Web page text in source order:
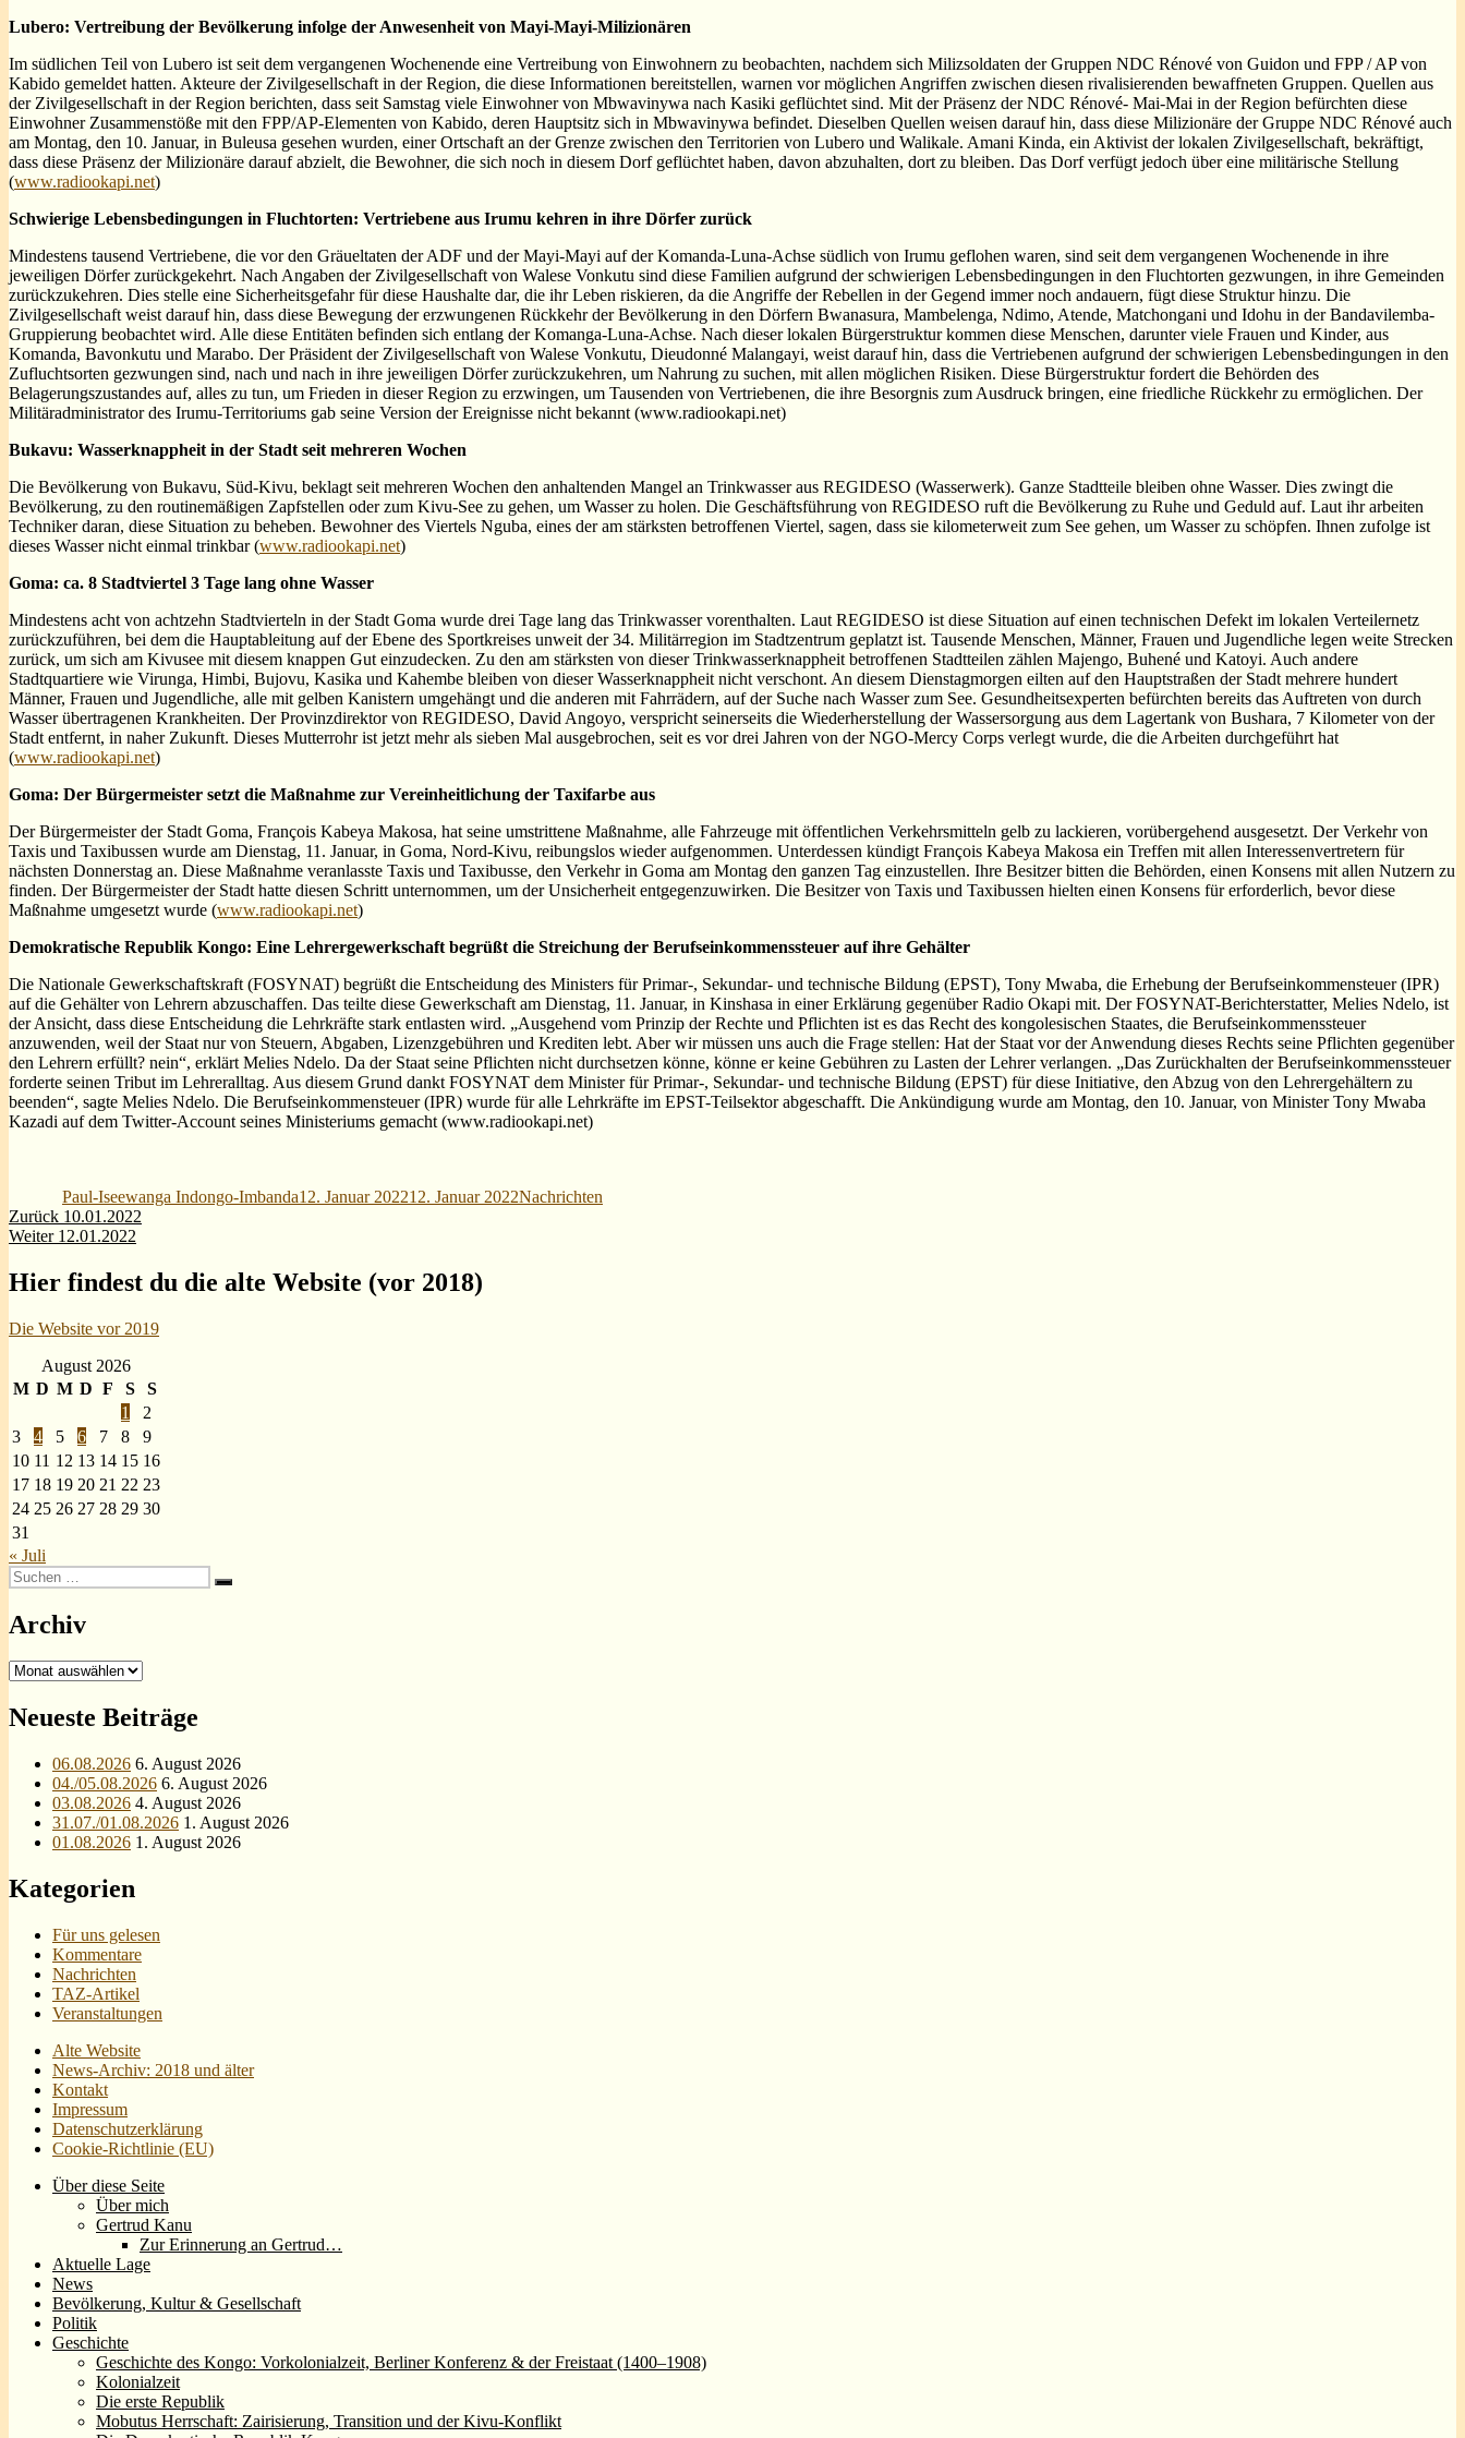
Lubero: Vertreibung der Bevölkerung infolge der Anwesenheit von Mayi-Mayi-Milizionären
Im südlichen Teil von Lubero ist seit dem vergangenen Wochenende eine Vertreibung von Einwohnern zu beobachten, nachdem sich Milizsoldaten der Gruppen NDC Rénové von Guidon und FPP / AP von
Kabido gemeldet hatten. Akteure der Zivilgesellschaft in der Region, die diese Informationen bereitstellen, warnen vor möglichen Angriffen zwischen diesen rivalisierenden bewaffneten Gruppen. Quellen aus
der Zivilgesellschaft in der Region berichten, dass seit Samstag viele Einwohner von Mbwavinywa nach Kasiki geflüchtet sind. Mit der Präsenz der NDC Rénové- Mai-Mai in der Region befürchten diese
Einwohner Zusammenstöße mit den FPP/AP-Elementen von Kabido, deren Hauptsitz sich in Mbwavinywa befindet. Dieselben Quellen weisen darauf hin, dass diese Milizionäre der Gruppe NDC Rénové auch
am Montag, den 10. Januar, in Buleusa gesehen wurden, einer Ortschaft an der Grenze zwischen den Territorien von Lubero und Walikale. Amani Kinda, ein Aktivist der lokalen Zivilgesellschaft, bekräftigt,
dass diese Präsenz der Milizionäre darauf abzielt, die Bewohner, die sich noch in diesem Dorf geflüchtet haben, davon abzuhalten, dort zu bleiben. Das Dorf verfügt jedoch über eine militärische Stellung
(www.radiookapi.net)
Schwierige Lebensbedingungen in Fluchtorten: Vertriebene aus Irumu kehren in ihre Dörfer zurück
Mindestens tausend Vertriebene, die vor den Gräueltaten der ADF und der Mayi-Mayi auf der Komanda-Luna-Achse südlich von Irumu geflohen waren, sind seit dem vergangenen Wochenende in ihre
jeweiligen Dörfer zurückgekehrt. Nach Angaben der Zivilgesellschaft von Walese Vonkutu sind diese Familien aufgrund der schwierigen Lebensbedingungen in den Fluchtorten gezwungen, in ihre Gemeinden
zurückzukehren. Dies stelle eine Sicherheitsgefahr für diese Haushalte dar, die ihr Leben riskieren, da die Angriffe der Rebellen in der Gegend immer noch andauern, fügt diese Struktur hinzu. Die
Zivilgesellschaft weist darauf hin, dass diese Bewegung der erzwungenen Rückkehr der Bevölkerung in den Dörfern Bwanasura, Mambelenga, Ndimo, Atende, Matchongani und Idohu in der Bandavilemba-
Gruppierung beobachtet wird. Alle diese Entitäten befinden sich entlang der Komanga-Luna-Achse. Nach dieser lokalen Bürgerstruktur kommen diese Menschen, darunter viele Frauen und Kinder, aus
Komanda, Bavonkutu und Marabo. Der Präsident der Zivilgesellschaft von Walese Vonkutu, Dieudonné Malangayi, weist darauf hin, dass die Vertriebenen aufgrund der schwierigen Lebensbedingungen in den
Zufluchtsorten gezwungen sind, nach und nach in ihre jeweiligen Dörfer zurückzukehren, um Nahrung zu suchen, mit allen möglichen Risiken. Diese Bürgerstruktur fordert die Behörden des
Belagerungszustandes auf, alles zu tun, um Frieden in dieser Region zu erzwingen, um Tausenden von Vertriebenen, die ihre Besorgnis zum Ausdruck bringen, eine friedliche Rückkehr zu ermöglichen. Der
Militäradministrator des Irumu-Territoriums gab seine Version der Ereignisse nicht bekannt (www.radiookapi.net)
Bukavu: Wasserknappheit in der Stadt seit mehreren Wochen
Die Bevölkerung von Bukavu, Süd-Kivu, beklagt seit mehreren Wochen den anhaltenden Mangel an Trinkwasser aus REGIDESO (Wasserwerk). Ganze Stadtteile bleiben ohne Wasser. Dies zwingt die
Bevölkerung, zu den routinemäßigen Zapfstellen oder zum Kivu-See zu gehen, um Wasser zu holen. Die Geschäftsführung von REGIDESO ruft die Bevölkerung zu Ruhe und Geduld auf. Laut ihr arbeiten
Techniker daran, diese Situation zu beheben. Bewohner des Viertels Nguba, eines der am stärksten betroffenen Viertel, sagen, dass sie kilometerweit zum See gehen, um Wasser zu schöpfen. Ihnen zufolge ist
dieses Wasser nicht einmal trinkbar (www.radiookapi.net)
Goma: ca. 8 Stadtviertel 3 Tage lang ohne Wasser
Mindestens acht von achtzehn Stadtvierteln in der Stadt Goma wurde drei Tage lang das Trinkwasser vorenthalten. Laut REGIDESO ist diese Situation auf einen technischen Defekt im lokalen Verteilernetz
zurückzuführen, bei dem die Hauptableitung auf der Ebene des Sportkreises unweit der 34. Militärregion im Stadtzentrum geplatzt ist. Tausende Menschen, Männer, Frauen und Jugendliche legen weite Strecken
zurück, um sich am Kivusee mit diesem knappen Gut einzudecken. Zu den am stärksten von dieser Trinkwasserknappheit betroffenen Stadtteilen zählen Majengo, Buhené und Katoyi. Auch andere
Stadtquartiere wie Virunga, Himbi, Bujovu, Kasika und Kahembe bleiben von dieser Wasserknappheit nicht verschont. An diesem Dienstagmorgen eilten auf den Hauptstraßen der Stadt mehrere hundert
Männer, Frauen und Jugendliche, alle mit gelben Kanistern umgehängt und die anderen mit Fahrrädern, auf der Suche nach Wasser zum See. Gesundheitsexperten befürchten bereits das Auftreten von durch
Wasser übertragenen Krankheiten. Der Provinzdirektor von REGIDESO, David Angoyo, verspricht seinerseits die Wiederherstellung der Wassersorgung aus dem Lagertank von Bushara, 7 Kilometer von der
Stadt entfernt, in naher Zukunft. Dieses Mutterrohr ist jetzt mehr als sieben Mal ausgebrochen, seit es vor drei Jahren von der NGO-Mercy Corps verlegt wurde, die die Arbeiten durchgeführt hat
(www.radiookapi.net)
Goma: Der Bürgermeister setzt die Maßnahme zur Vereinheitlichung der Taxifarbe aus
Der Bürgermeister der Stadt Goma, François Kabeya Makosa, hat seine umstrittene Maßnahme, alle Fahrzeuge mit öffentlichen Verkehrsmitteln gelb zu lackieren, vorübergehend ausgesetzt. Der Verkehr von
Taxis und Taxibussen wurde am Dienstag, 11. Januar, in Goma, Nord-Kivu, reibungslos wieder aufgenommen. Unterdessen kündigt François Kabeya Makosa ein Treffen mit allen Interessenvertretern für
nächsten Donnerstag an. Diese Maßnahme veranlasste Taxis und Taxibusse, den Verkehr in Goma am Montag den ganzen Tag einzustellen. Ihre Besitzer bitten die Behörden, einen Konsens mit allen Nutzern zu
finden. Der Bürgermeister der Stadt hatte diesen Schritt unternommen, um der Unsicherheit entgegenzuwirken. Die Besitzer von Taxis und Taxibussen hielten einen Konsens für erforderlich, bevor diese
Maßnahme umgesetzt wurde (www.radiookapi.net)
Demokratische Republik Kongo: Eine Lehrergewerkschaft begrüßt die Streichung der Berufseinkommenssteuer auf ihre Gehälter
Die Nationale Gewerkschaftskraft (FOSYNAT) begrüßt die Entscheidung des Ministers für Primar-, Sekundar- und technische Bildung (EPST), Tony Mwaba, die Erhebung der Berufseinkommensteuer (IPR)
auf die Gehälter von Lehrern abzuschaffen. Das teilte diese Gewerkschaft am Dienstag, 11. Januar, in Kinshasa in einer Erklärung gegenüber Radio Okapi mit. Der FOSYNAT-Berichterstatter, Melies Ndelo, ist
der Ansicht, dass diese Entscheidung die Lehrkräfte stark entlasten wird. „Ausgehend vom Prinzip der Rechte und Pflichten ist es das Recht des kongolesischen Staates, die Berufseinkommenssteuer
anzuwenden, weil der Staat nur von Steuern, Abgaben, Lizenzgebühren und Krediten lebt. Aber wir müssen uns auch die Frage stellen: Hat der Staat vor der Anwendung dieses Rechts seine Pflichten gegenüber
den Lehrern erfüllt? nein“, erklärt Melies Ndelo. Da der Staat seine Pflichten nicht durchsetzen könne, könne er keine Gebühren zu Lasten der Lehrer verlangen. „Das Zurückhalten der Berufseinkommenssteuer
forderte seinen Tribut im Lehreralltag. Aus diesem Grund dankt FOSYNAT dem Minister für Primar-, Sekundar- und technische Bildung (EPST) für diese Initiative, den Abzug von den Lehrergehältern zu
beenden“, sagte Melies Ndelo. Die Berufseinkommensteuer (IPR) wurde für alle Lehrkräfte im EPST-Teilsektor abgeschafft. Die Ankündigung wurde am Montag, den 10. Januar, von Minister Tony Mwaba
Kazadi auf dem Twitter-Account seines Ministeriums gemacht (www.radiookapi.net)
Paul-Iseewanga Indongo-Imbanda12. Januar 202212. Januar 2022Nachrichten
Beitragsnavigation
Zurück Vorheriger
Beitrag:
10.01.2022
Weiter Nächster
12.01.2022
Hier findest du die alte Website (vor 2018)
Die Website vor 2019
August 2026
M D M D F S
S
1
2
3
4 5 6 7 8
9
10 11 12 13 14 15 16
17 18 19 20 21 22 23
24 25 26 27 28 29 30
31
« Juli
Suchen
nach:
Suchen
Archiv
Archiv
Neueste Beiträge
06.08.2026 6. August 2026
04./05.08.2026 6. August 2026
03.08.2026 4. August 2026
31.07./01.08.2026 1. August 2026
01.08.2026 1. August 2026
Kategorien
Für uns gelesen
Kommentare
Nachrichten
TAZ-Artikel
Veranstaltungen
Alte Website
News-Archiv: 2018 und älter
Kontakt
Impressum
Datenschutzerklärung
Cookie-Richtlinie (EU)
Über diese Seite
Über mich
Gertrud Kanu
Zur Erinnerung an Gertrud…
Aktuelle Lage
News
Bevölkerung, Kultur & Gesellschaft
Politik
Geschichte
Geschichte des Kongo: Vorkolonialzeit, Berliner Konferenz & der Freistaat (1400–1908)
Kolonialzeit
Die erste Republik
Mobutus Herrschaft: Zairisierung, Transition und der Kivu-Konflikt